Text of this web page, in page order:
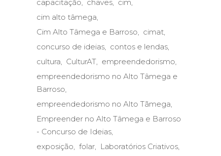
capacitação
chaves
cim
cim alto tâmega
Cim Alto Tâmega e Barroso
cimat
concurso de ideias
contos e lendas
cultura
CulturAT
empreendedorismo
empreendedorismo no Alto Tâmega e
Barroso
empreendedorismo no Alto Tãmega
Empreender no Alto Tâmega e Barroso
- Concurso de Ideias
exposição
folar
Laboratórios Criativos